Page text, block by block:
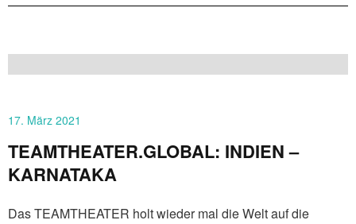
17. März 2021
TEAMTHEATER.GLOBAL: INDIEN –
KARNATAKA
Das TEAMTHEATER holt wieder mal die Welt auf die